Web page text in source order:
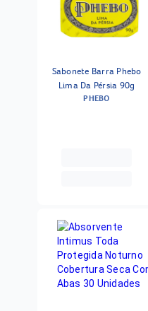
Sabonete Barra Phebo
Lima Da Pérsia 90g
PHEBO